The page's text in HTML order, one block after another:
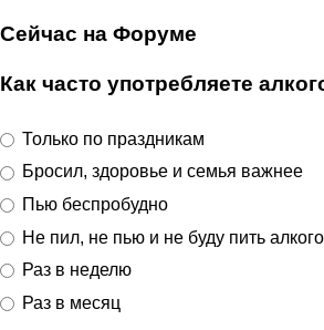
Сейчас на Форуме
Как часто употребляете
Только по праздникам
Бросил, здоровье и семья важнее
Пью беспробудно
Не пил, не пью и не буду пить
Раз в неделю
Раз в месяц